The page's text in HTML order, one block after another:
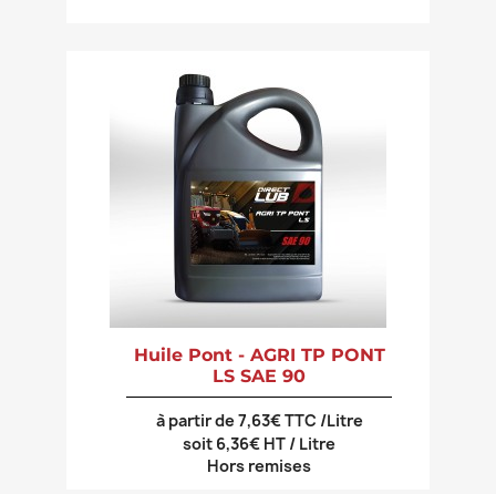
Huile Pont - AGRI TP PONT
LS SAE 90
à partir de 7,63€ TTC /Litre
soit 6,36€ HT / Litre
Hors remises